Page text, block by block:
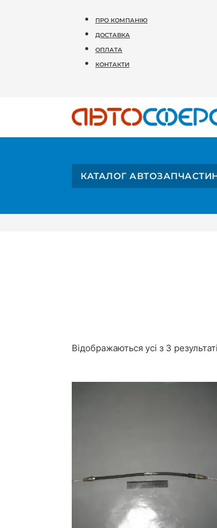
ПРО КОМПАНІЮ
ДОСТАВКА
ОПЛАТА
КОНТАКТИ
КАТАЛОГ
Відображаються усі з 3